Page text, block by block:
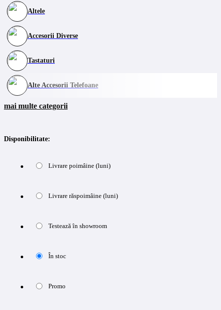
Altele
Accesorii Diverse
Tastaturi
Alte Accesorii Telefoane
mai multe categorii
Disponibilitate:
Livrare poimâine (luni)
Livrare răspoimâine (luni)
Testează în showroom
În stoc
Promo